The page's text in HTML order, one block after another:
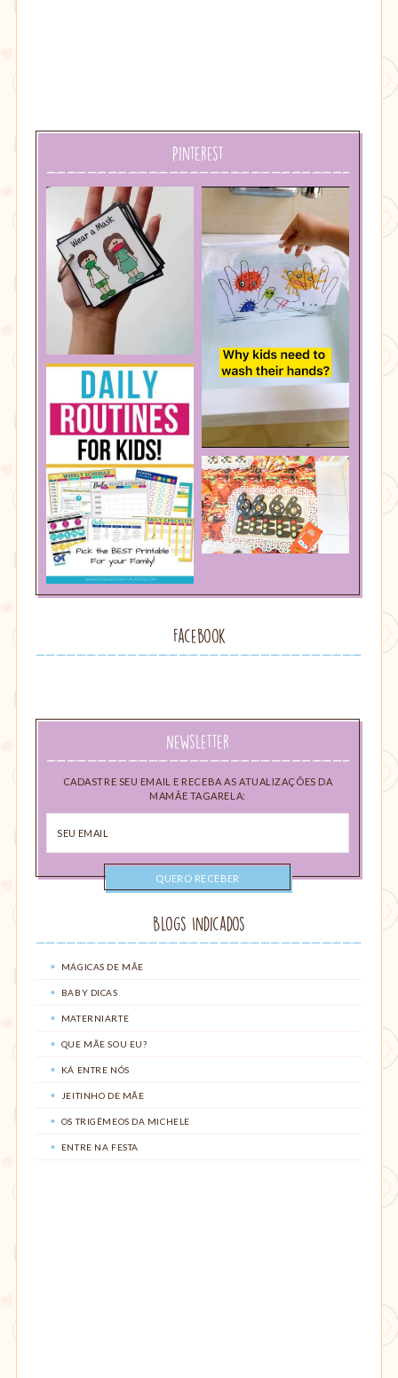
Pinterest
Facebook
Newsletter
CADASTRE SEU EMAIL E RECEBA AS ATUALIZAÇÕES DA
MAMÃE TAGARELA:
email
Blogs Indicados
MÁGICAS DE MÃE
BABY DICAS
MATERNIARTE
QUE MÃE SOU EU?
KÁ ENTRE NÓS
JEITINHO DE MÃE
OS TRIGÊMEOS DA MICHELE
ENTRE NA FESTA